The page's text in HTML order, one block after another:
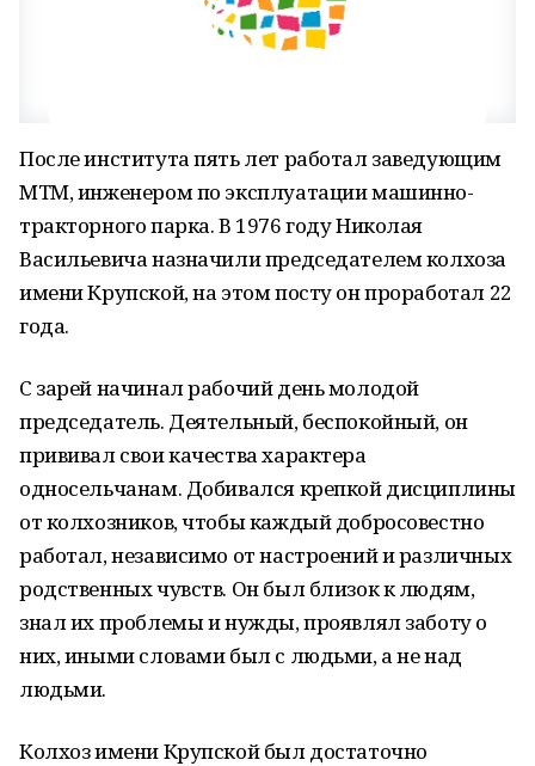
После института пять лет работал заведующим
МТМ, инженером по эксплуатации машинно-
тракторного парка. В 1976 году Николая
Васильевича назначили председателем колхоза
имени Крупской, на этом посту он проработал 22
года.
С зарей начинал рабочий день молодой
председатель. Деятельный, беспокойный, он
прививал свои качества характера
односельчанам. Добивался крепкой дисциплины
от колхозников, чтобы каждый добросовестно
работал, независи­мо от настроений и различных
родственных чувств. Он был близок к людям,
знал их проблемы и нужды, проявлял заботу о
них, иными словами был с людьми, а не над
людьми.
Колхоз имени Крупской был достаточно